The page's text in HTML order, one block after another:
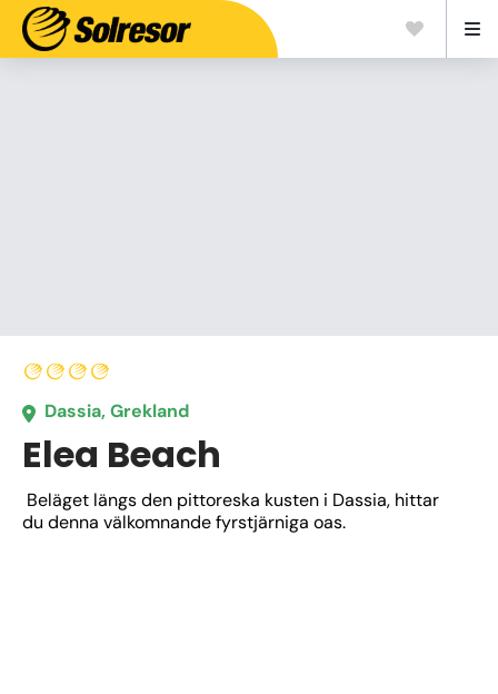
Dassia, Grekland
Elea Beach
du denna välkomnande fyrstjärniga oas.